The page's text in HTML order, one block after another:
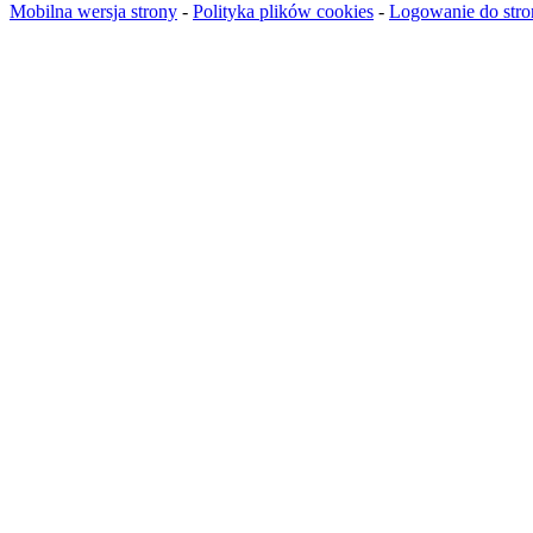
Mobilna wersja strony - Polityka plików cookies - Logowanie do